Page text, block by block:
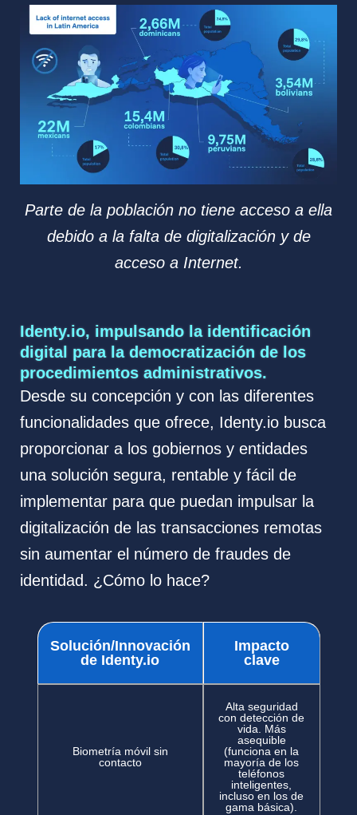
Parte de la población no tiene acceso a ella
debido a la falta de digitalización y de
acceso a Internet.
Identy.io, impulsando la identificación
digital para la democratización de los
procedimientos administrativos.
Desde su concepción y con las diferentes
funcionalidades que ofrece, Identy.io busca
proporcionar a los gobiernos y entidades
una solución segura, rentable y fácil de
implementar para que puedan impulsar la
digitalización de las transacciones remotas
sin aumentar el número de fraudes de
identidad. ¿Cómo lo hace?
Solución/Innovación
de Identy.io
Impacto
clave
Biometría móvil sin
contacto
Alta seguridad
con detección de
vida. Más
asequible
(funciona en la
mayoría de los
teléfonos
inteligentes,
incluso en los de
gama básica).